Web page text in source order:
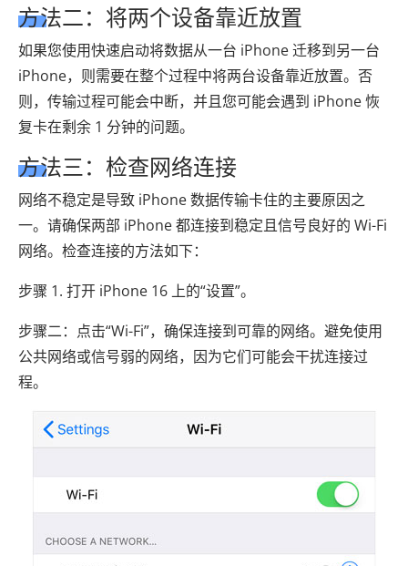
方法二：将两个设备靠近放置
如果您使用快速启动将数据从一台 iPhone 迁移到另一台
iPhone，则需要在整个过程中将两台设备靠近放置。否
则，传输过程可能会中断，并且您可能会遇到 iPhone 恢
复卡在剩余 1 分钟的问题。
方法三：检查网络连接
网络不稳定是导致 iPhone 数据传输卡住的主要原因之
一。请确保两部 iPhone 都连接到稳定且信号良好的 Wi-Fi
网络。检查连接的方法如下：
步骤 1. 打开 iPhone 16 上的“设置”。
步骤二：点击“Wi-Fi”，确保连接到可靠的网络。避免使用
公共网络或信号弱的网络，因为它们可能会干扰连接过
程。